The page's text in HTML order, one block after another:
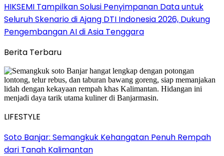
HIKSEMI Tampilkan Solusi Penyimpanan Data untuk
Seluruh Skenario di Ajang DTI Indonesia 2026, Dukung
Pengembangan AI di Asia Tenggara
Berita Terbaru
LIFESTYLE
Soto Banjar: Semangkuk Kehangatan Penuh Rempah
dari Tanah Kalimantan